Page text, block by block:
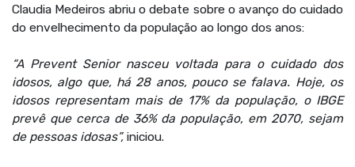
Claudia Medeiros abriu o debate sobre o avanço do cuidado
do envelhecimento da população ao longo dos anos:
“A Prevent Senior nasceu voltada para o cuidado dos
idosos, algo que, há 28 anos, pouco se falava. Hoje, os
idosos representam mais de 17% da população, o IBGE
prevê que cerca de 36% da população, em 2070, sejam
de pessoas idosas”, iniciou.